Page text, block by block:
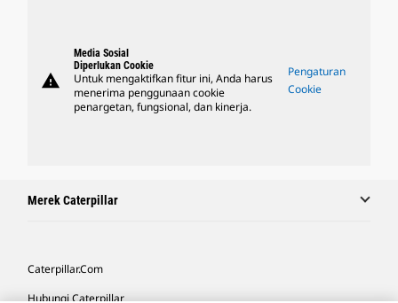
warning
Media Sosial
Diperlukan Cookie
Untuk mengaktifkan fitur ini, Anda harus
menerima penggunaan cookie
penargetan, fungsional, dan kinerja.
Pengaturan
Cookie
Merek Caterpillar
Caterpillar.com
Hubungi Caterpillar